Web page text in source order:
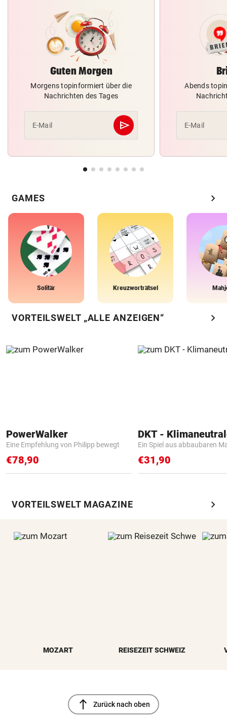
Guten Morgen
Morgens topinformiert über die
Nachrichten des Tages
E-Mail send
Abschicken
Abends
E-Mail
GAMES chevron_right
Solitär Kreuzworträtsel
VORTEILSWELT „ALLE ANZEIGEN“ chevron_right
PowerWalker
Eine Empfehlung von Philipp bewegt
€78,90
Ein Spiel aus abbaubaren
€31,90
VORTEILSWELT MAGAZINE chevron_right
MOZART REISEZEIT SCHWEIZ
north Zurück nach oben